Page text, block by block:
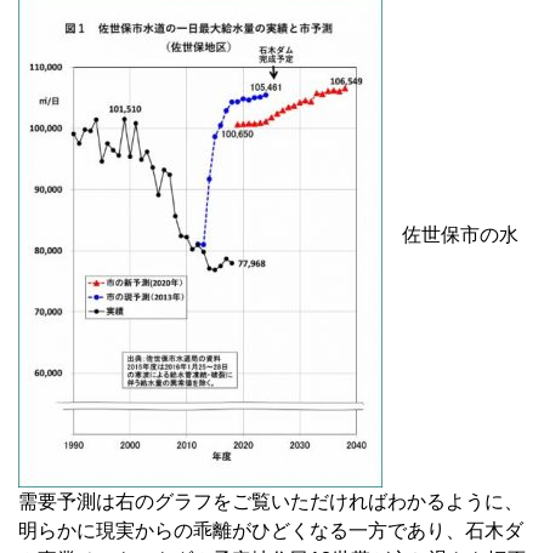
佐世保市の水
需要予測は右のグラフをご覧いただければわかるように、
明らかに現実からの乖離がひどくなる一方であり、石木ダ